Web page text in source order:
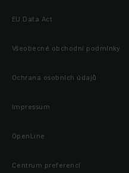
EU Data Act
Všeobecné obchodní podmínky
Ochrana osobních údajů
Impressum
OpenLine
Centrum preferencí